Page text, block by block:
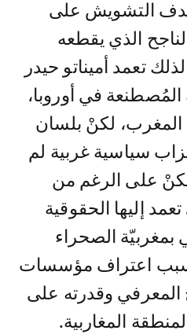
التشويش على
الذي يقطعه
تعمد أميناتو حيدر
في أوروبا،
لكنْ بلسان
سياسية غربية لم
على الرغم من
إليها الحقوقية
بمغربيّة الصحراء
بسبب اعتراف مؤسسات
المعرفي وقدرته على
المغاربية.